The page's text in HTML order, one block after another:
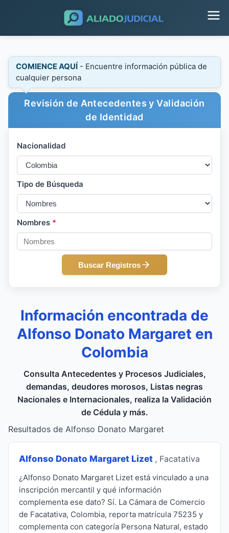
COMIENCE AQUÍ - Encuentre información pública de
cualquier persona
Revisión de Antecedentes y Validación
de Identidad
Nacionalidad
Tipo de Búsqueda
Nombres *
Buscar Registros
Información encontrada de
Alfonso Donato Margaret en
Colombia
Consulta Antecedentes y Procesos Judiciales,
demandas, deudores morosos, Listas negras
Nacionales e Internacionales, realiza la Validación
de Cédula y más.
Resultados de Alfonso Donato Margaret
Alfonso Donato Margaret Lizet , Facatativa
¿Alfonso Donato Margaret Lizet está vinculado a una
inscripción mercantil y qué información
complementa ese dato? Sí. La Cámara de Comercio
de Facatativa, Colombia, reporta matrícula 75235 y
complementa con categoría Persona Natural, estado